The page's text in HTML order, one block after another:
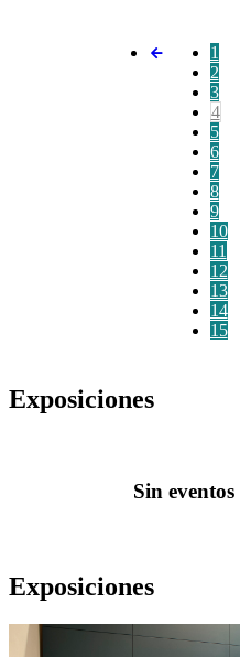
1
2
3
4
5
6
7
8
9
10
11
12
13
14
15
Exposiciones
Sin
Exposiciones